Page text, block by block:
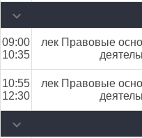
09:00
10:35
лек Правовые
10:55
12:30
лек Правовые